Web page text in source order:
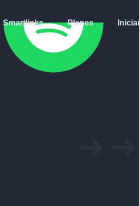
Smartlinks Planes